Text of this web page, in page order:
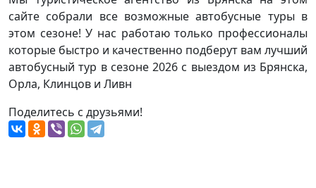
сайте собрали все возможные автобусные туры в
этом сезоне! У нас работаю только профессионалы
которые быстро и качественно подберут вам лучший
автобусный тур в сезоне 2026 с выездом из Брянска,
Орла, Клинцов и Ливн
Поделитесь с друзьями!